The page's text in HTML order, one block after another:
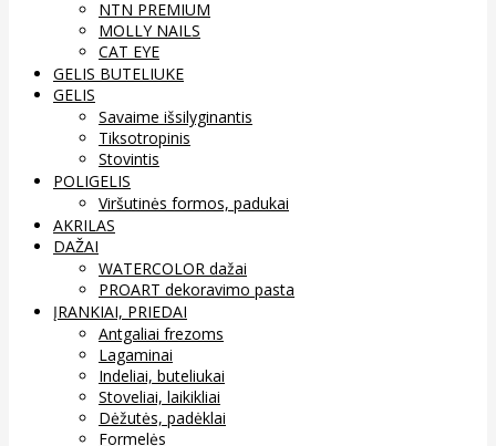
NTN PREMIUM
MOLLY NAILS
CAT EYE
GELIS BUTELIUKE
GELIS
Savaime išsilyginantis
Tiksotropinis
Stovintis
POLIGELIS
Viršutinės formos, padukai
AKRILAS
DAŽAI
WATERCOLOR dažai
PROART dekoravimo pasta
ĮRANKIAI, PRIEDAI
Antgaliai frezoms
Lagaminai
Indeliai, buteliukai
Stoveliai, laikikliai
Dėžutės, padėklai
Formelės